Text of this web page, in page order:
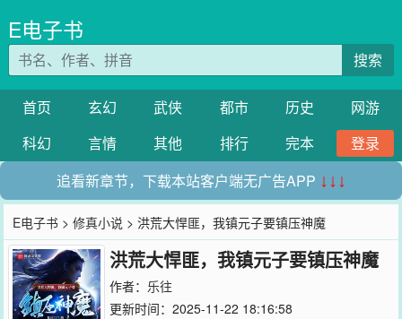
E电子书
搜索
首页 玄幻 武侠 都市 历史
网游
科幻
言情 其他 排行 完本
登录
追看新章节，下载本站客户端无广告APP ↓↓↓
E电子书 >修真小说 > 洪荒大悍匪，我镇元子要镇压神魔
洪荒大悍匪，我镇元子要镇压神魔
作者： 乐往
更新时间：2025-11-22 18:16:58